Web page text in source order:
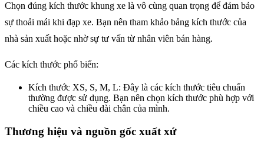
Chọn đúng kích thước khung xe là vô cùng quan trọng để đảm bảo
sự thoải mái khi đạp xe. Bạn nên tham khảo bảng kích thước của
nhà sản xuất hoặc nhờ sự tư vấn từ nhân viên bán hàng.
Các kích thước phổ biến:
Kích thước XS, S, M, L: Đây là các kích thước tiêu chuẩn
thường được sử dụng. Bạn nên chọn kích thước phù hợp với
chiều cao và chiều dài chân của mình.
Thương hiệu và nguồn gốc xuất xứ